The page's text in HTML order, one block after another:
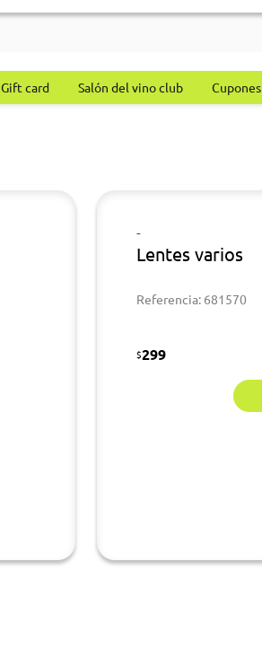
Gift card Salón del vino club Cupones
-
Lentes varios
Referencia: 681570
$299